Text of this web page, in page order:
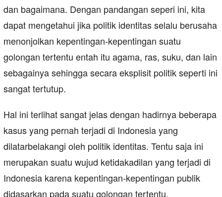
dan bagaimana. Dengan pandangan seperi ini, kita
dapat mengetahui jika politik identitas selalu berusaha
menonjolkan kepentingan-kepentingan suatu
golongan tertentu entah itu agama, ras, suku, dan lain
sebagainya sehingga secara eksplisit politik seperti ini
sangat tertutup.
Hal ini terlihat sangat jelas dengan hadirnya beberapa
kasus yang pernah terjadi di Indonesia yang
dilatarbelakangi oleh politik identitas. Tentu saja ini
merupakan suatu wujud ketidakadilan yang terjadi di
Indonesia karena kepentingan-kepentingan publik
didasarkan pada suatu golongan tertentu.